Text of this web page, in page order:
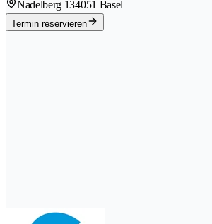
Nadelberg 134051 Basel
Termin reservieren